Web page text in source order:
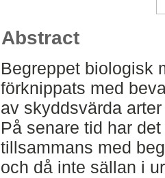
Abstract
Begreppet biologisk
förknippats med
av skyddsvärda
På senare tid har
tillsammans med
och då inte sällan i